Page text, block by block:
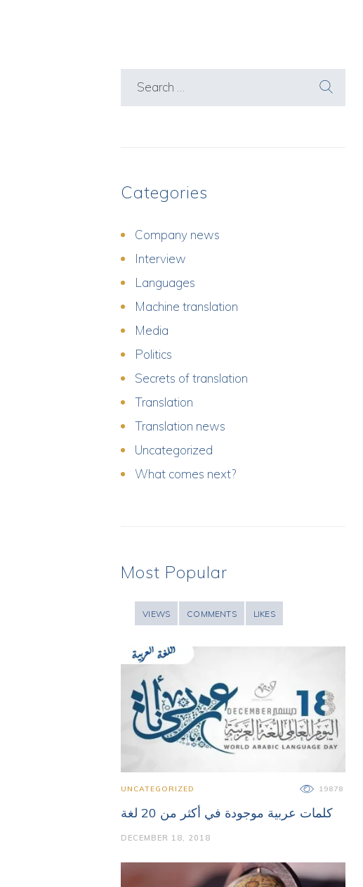
Categories
Company news
Interview
Languages
Machine translation
Media
Politics
Secrets of translation
Translation
Translation news
Uncategorized
What comes next?
Most Popular
VIEWS COMMENTS LIKES
UNCATEGORIZED 19878
كلمات عربية موجودة في أكثر من 20 لغة
DECEMBER 18, 2018